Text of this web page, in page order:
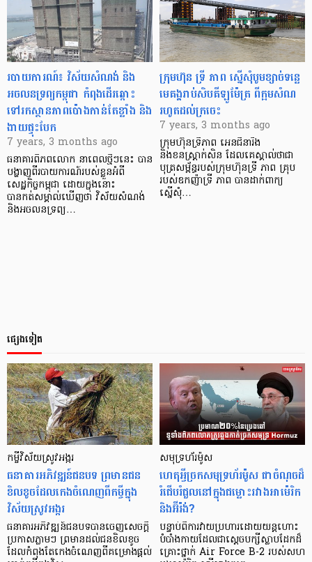
របាយការណ៍៖ វិស័យសំណង់ និង
អចលនទ្រព្យកម្ពុជា កំពុងដើរឆ្ពោះ
ទៅរកស្ថានភាពប៉ោងកាន់តែខ្លាំង និង​
ងាយ​ផ្ទុះបែក
7 years, 3 months ago
ធនាគារពិភពលោក នាពេលថ្មីៗនេះ បាន
បង្ហាញពីរបាយការណ៍របស់ខ្លួនអំពី
សេដ្ឋកិច្ចកម្ពុជា ដោយក្នុងនោះ
បានកត់សម្គាល់ឃើញថា វិស័យសំណង់
និងអចលនទ្រព្យ…
ក្រុមហ៊ុន ទ្រី ភាព ស្នើសុំបូមខ្សាច់ទន្លេ
មេគង្គរាប់សិបគីឡូម៉ែត្រ ពីក្អមសំណ
រហូតដល់ក្រចេះ
7 years, 3 months ago
ក្រុមហ៊ុនទ្រីភាព អេនជីនារីង
និងខនស្ត្រាក់សិន ដែលគេស្គាល់ថាជា
បុត្រសម្ព័ន្ធរបស់ក្រុមហ៊ុនទ្រី ភាព គ្រុប
របស់ឧកញ៉ាទ្រី ភាព បានដាក់ពាក្យ
ស្នើសុំ…
ផ្សេងទៀត
កម្ចី​​វិស័យ​ស្រូវ​អង្ករ
ធនាគារ​អភិវឌ្ឍន៍​ជនបទ ព្រមាន​ជន​
ខិលខូច​ដែល​កេង​ចំណេញ​ពី​​កម្ចី​ក្នុង​
វិស័យ​ស្រូវ​អង្ករ
ធនាគារ​អភិវឌ្ឍន៍​ជនបទ​បាន​ចេញ​សេចក្តី​
ប្រកាស​ភ្លាមៗ ព្រមាន​ដល់​ជន​ខិលខូច​
ដែល​កំពុង​តែ​កេង​ចំណេញ​ពី​គម្រោង​ផ្តល់​
សមុទ្រហ័រម៉ូស
ហេតុអ្វីច្រកសមុទ្រហ័រម៉ូស ជាចំណុចដ៏
រំជើបរំជួលនៅក្នុងជម្លោះរវាងអាម៉េរិក
និងអ៊ីរ៉ង់?
បន្ទាប់ពីការវាយប្រហារដោយយន្តហោះ
បំបាំងកាយដែលជាស្ដេចបក្សីស្លាបដែកដ៏
គ្រោះថ្នាក់ Air Force B-2 របស់សហ